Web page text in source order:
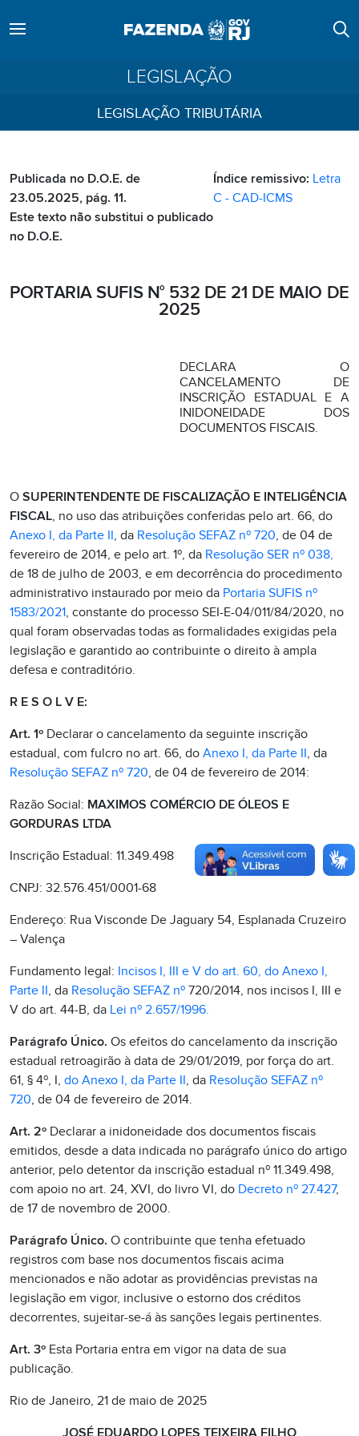
LEGISLAÇÃO
LEGISLAÇÃO TRIBUTÁRIA
Publicada no D.O.E. de
23.05.2025, pág. 11.
Este texto não substitui o publicado
no D.O.E.
Índice remissivo: Letra
C - CAD-ICMS
PORTARIA SUFIS N° 532 DE 21 DE MAIO DE
2025
DECLARA O
CANCELAMENTO DE
INSCRIÇÃO ESTADUAL E A
INIDONEIDADE DOS
DOCUMENTOS FISCAIS.
O SUPERINTENDENTE DE FISCALIZAÇÃO E INTELIGÊNCIA
FISCAL, no uso das atribuições conferidas pelo art. 66, do
Anexo I, da Parte II, da Resolução SEFAZ nº 720, de 04 de
fevereiro de 2014, e pelo art. 1º, da Resolução SER nº 038,
de 18 de julho de 2003, e em decorrência do procedimento
administrativo instaurado por meio da Portaria SUFIS nº
1583/2021, constante do processo SEI-E-04/011/84/2020, no
qual foram observadas todas as formalidades exigidas pela
legislação e garantido ao contribuinte o direito à ampla
defesa e contraditório.
R E S O L V E:
Art. 1º Declarar o cancelamento da seguinte inscrição
estadual, com fulcro no art. 66, do Anexo I, da Parte II, da
Resolução SEFAZ nº 720, de 04 de fevereiro de 2014:
Razão Social: MAXIMOS COMÉRCIO DE ÓLEOS E
GORDURAS LTDA
Inscrição Estadual: 11.349.498
CNPJ: 32.576.451/0001-68
Endereço: Rua Visconde De Jaguary 54, Esplanada Cruzeiro
– Valença
Fundamento legal: Incisos I, III e V do art. 60, do Anexo I,
Parte II, da Resolução SEFAZ nº 720/2014, nos incisos I, III e
V do art. 44-B, da Lei nº 2.657/1996.
Parágrafo Único. Os efeitos do cancelamento da inscrição
estadual retroagirão à data de 29/01/2019, por força do art.
61, § 4º, I, do Anexo I, da Parte II, da Resolução SEFAZ nº
720, de 04 de fevereiro de 2014.
Art. 2º Declarar a inidoneidade dos documentos fiscais
emitidos, desde a data indicada no parágrafo único do artigo
anterior, pelo detentor da inscrição estadual nº 11.349.498,
com apoio no art. 24, XVI, do livro VI, do Decreto nº 27.427,
de 17 de novembro de 2000.
Parágrafo Único. O contribuinte que tenha efetuado
registros com base nos documentos fiscais acima
mencionados e não adotar as providências previstas na
legislação em vigor, inclusive o estorno dos créditos
decorrentes, sujeitar-se-á às sanções legais pertinentes.
Art. 3º Esta Portaria entra em vigor na data de sua
publicação.
Rio de Janeiro, 21 de maio de 2025
JOSÉ EDUARDO LOPES TEIXEIRA FILHO